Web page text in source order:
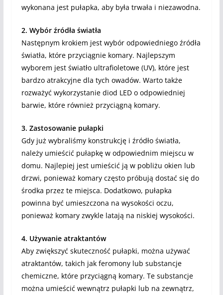
wykonana jest pułapka, aby była trwała i niezawodna.
2. Wybór źródła światła
Następnym krokiem jest wybór odpowiedniego źródła
światła, które przyciągnie komary. Najlepszym
wyborem jest światło ultrafioletowe (UV), które jest
bardzo atrakcyjne dla tych owadów. Warto także
rozważyć wykorzystanie diod LED o odpowiedniej
barwie, które również przyciągną komary.
3. Zastosowanie pułapki
Gdy już wybraliśmy konstrukcję i źródło światła,
należy umieścić pułapkę w odpowiednim miejscu w
domu. Najlepiej jest umieścić ją w pobliżu okien lub
drzwi, ponieważ komary często próbują dostać się do
środka przez te miejsca. Dodatkowo, pułapka
powinna być umieszczona na wysokości oczu,
ponieważ komary zwykle latają na niskiej wysokości.
4. Używanie atraktantów
Aby zwiększyć skuteczność pułapki, można używać
atraktantów, takich jak feromony lub substancje
chemiczne, które przyciągną komary. Te substancje
można umieścić wewnątrz pułapki lub na zewnątrz,